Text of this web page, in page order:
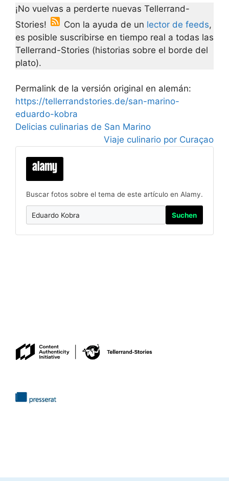
¡No vuelvas a perderte nuevas Tellerrand-
Stories!
Con la ayuda de un lector de feeds,
es posible suscribirse en tiempo real a todas las
Tellerrand-Stories (historias sobre el borde del
plato).
Permalink de la versión original en alemán:
https://tellerrandstories.de/san-marino-
eduardo-kobra
Delicias culinarias de San Marino
Viaje culinario por Curaçao
Buscar fotos sobre el tema de este artículo en Alamy.
Suchen